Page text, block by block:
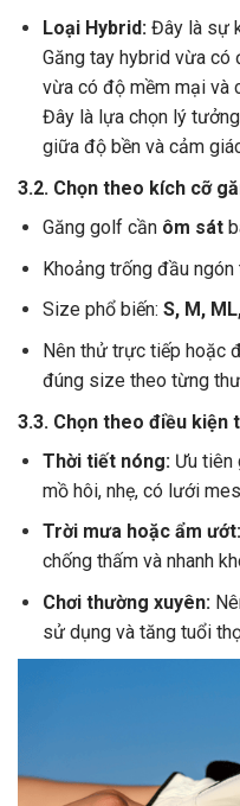
Loại Hybrid:Đây là sự
Găng tay hybrid vừa có
vừa có độ mềm mại và
Đây là lựa chọn lý
giữa độ bền và cảm
3.2. Chọn theo kích cỡ
Găng golf cần ôm sát
Khoảng trống đầu
Size phổ biến: S, M,
Nên thử trực tiếp hoặc
đúng size theo từng
3.3. Chọn theo điều
Thời tiết nóng:Ưu tiên
mồ hôi, nhẹ, có lưới
Trời mưa hoặc ẩm ướt:
chống thấm và nhanh
Chơi thường xuyên:
sử dụng và tăng tuổi